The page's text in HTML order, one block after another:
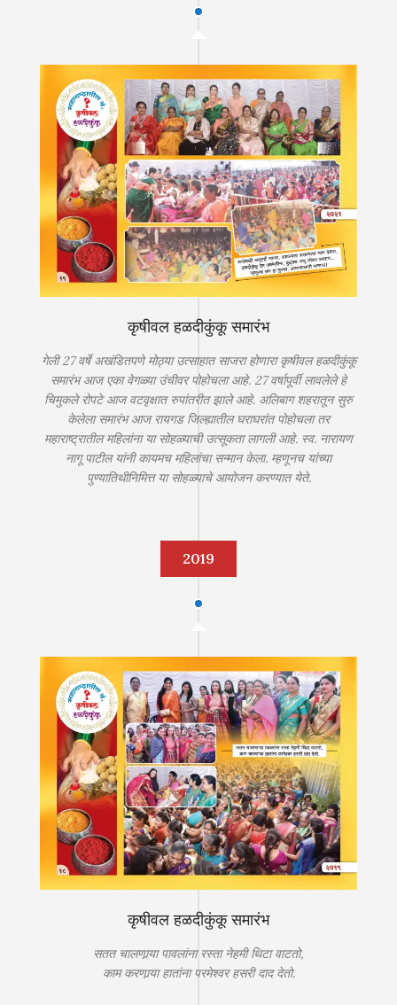
कृषीवल हळदीकुंकू समारंभ
गेली 27 वर्षे अखंडितपणे मोठ्या उत्साहात साजरा होणारा कृषीवल हळदीकुंकू
समारंभ आज एका वेगळ्या उंचीवर पोहोचला आहे. 27 वर्षापूर्वी लावलेले हे
चिमुकले रोपटे आज वटवृक्षात रुपांतरीत झाले आहे. अलिबाग शहरातून सुरु
केलेला समारंभ आज रायगड जिल्ह्यातील घराघरांत पोहोचला तर
महाराष्ट्रातील महिलांना या सोहळ्याची उत्सूकता लागली आहे. स्व. नारायण
नागू पाटील यांनी कायमच महिलांचा सन्मान केला. म्हणूनच यांच्या
पुण्यातिथीनिमित्त या सोहळ्याचे आयोजन करण्यात येते.
2019
कृषीवल हळदीकुंकू समारंभ
सतत चालणार्‍या पावलांना रस्ता नेहमी थिटा वाटतो,
काम करणार्‍या हातांना परमेश्‍वर हसरी दाद देतो.